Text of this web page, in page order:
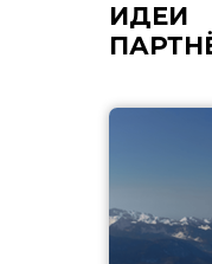
ИДЕИ